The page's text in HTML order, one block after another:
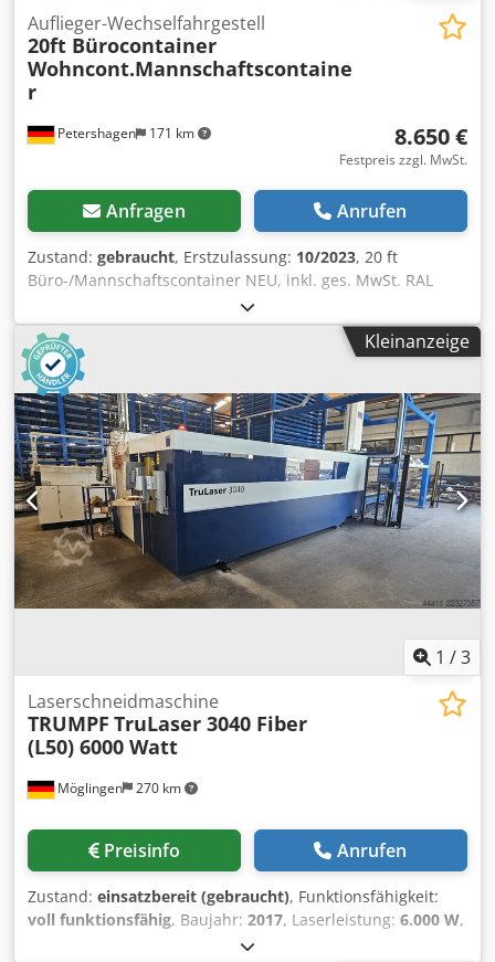
Petershagen 171 km
Auflieger-Wechselfahrgestell
20ft Bürocontainer
Wohncont.Mannschaftscontaine
r
8.650 €
Festpreis zzgl. MwSt.
Anfragen Anrufen
Zustand: gebraucht, Erstzulassung: 10/2023, 20 ft
Büro-/Mannschaftscontainer NEU, inkl. ges. MwSt. RAL
9002 weißgrau mit Staplertaschen sofort ab Lager
Petershagen verfügbar Ausgestattet mit 1 Stahl-
Eingangstür 1 1-flg. D/K Fenster mit Rollladen 1
Elektroheizung 2 kW Beleuchtung und Steckdosen
Isolierung: Boden 100 mm Dach 100 mm Wand 100 mm Ab
Lager Petershagen, sofort verfügbar Lieferung auf Wunsch
möglich. Sprechen Sie uns an. Wir bieten Container in
allen Größen und Ausführungen an, auch nach ihren
Wünschen ausgestattet. Büro-/Mannschaftscontainer,
Sanitärcontainer, Seecontainer isoliert, mit Fenster, Türen,
Klappen, Lüftungsgittern u.v.m. Sprechen Sie uns an.
Dcjdpfxovw Hlvs Ad Nok
Kleinanzeige
1 /3
Möglingen 270 km
Laserschneidmaschine
TRUMPF TruLaser 3040 Fiber
(L50) 6000 Watt
Preisinfo Anrufen
Zustand: einsatzbereit (gebraucht), Funktionsfähigkeit:
voll funktionsfähig, Baujahr: 2017, Laserleistung: 6.000 W,
CNC Laserschneidanlage TruLaser 3040 Fiber (L50) 6000